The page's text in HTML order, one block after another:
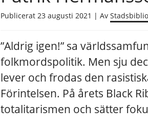
Publicerat 23 augusti 2021 | Av
”Aldrig igen!” sa
folkmordspolitik. Men sju
lever och frodas den
Förintelsen. På årets Black
totalitarismen och sätter